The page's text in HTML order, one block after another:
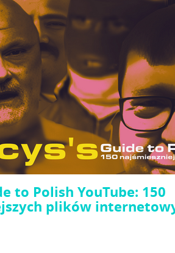
to Polish YouTube: 150
plików